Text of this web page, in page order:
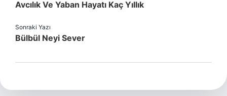
Avcılık Ve Yaban Hayatı Kaç Yıllık
Sonraki Yazı
Bülbül Neyi Sever